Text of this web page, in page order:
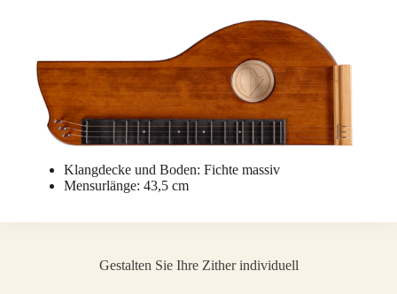
Klangdecke und Boden: Fichte massiv
Mensurlänge: 43,5 cm
Gestalten Sie Ihre Zither individuell